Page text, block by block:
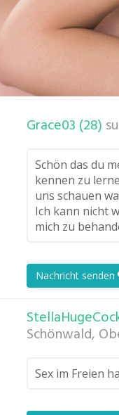
Grace03 (28)
Schön das du
kennen zu
uns schauen
Ich kann nicht
mich zu
Nachricht senden
Schönwald,
Sex im Freien